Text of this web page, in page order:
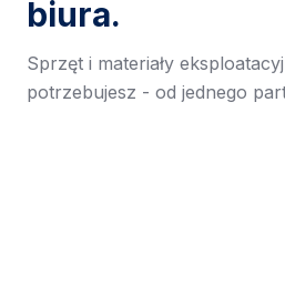
biura.
Sprzęt i materiały
potrzebujesz - od jednego